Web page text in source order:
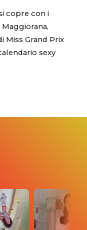
copre con i
Miss Grand Prix
sexy